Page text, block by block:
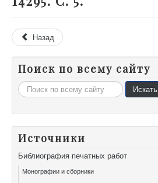
Назад
Поиск по всему сайту
Искать... Искать
Источники
Библиография печатных работ
Монографии и сборники